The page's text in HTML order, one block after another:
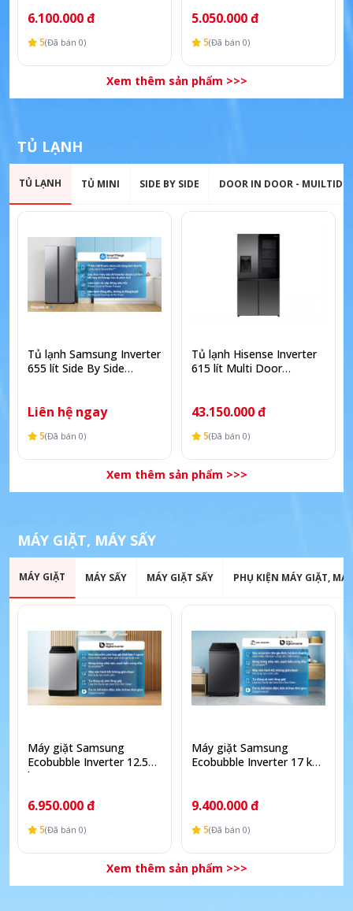
6.100.000 đ
5(Đã bán 0)
5.050.000 đ
5(Đã bán 0)
Xem thêm sản phẩm >>>
TỦ LẠNH
TỦ LẠNH TỦ MINI SIDE BY SIDE DOOR IN DOOR -
Tủ lạnh Samsung Inverter
655 lít Side By Side
Liên hệ ngay
5(Đã bán 0)
Tủ lạnh Hisense Inverter
615 lít Multi Door
43.150.000 đ
5(Đã bán 0)
Xem thêm sản phẩm >>>
MÁY GIẶT, MÁY SẤY
MÁY GIẶT MÁY SẤY MÁY GIẶT SẤY PHỤ KIỆN MÁY GIẶT,
Máy giặt Samsung
Ecobubble Inverter 12.5
kg WA40F12E4LSV
6.950.000 đ
5(Đã bán 0)
Máy giặt Samsung
Ecobubble Inverter 17 kg
9.400.000 đ
5(Đã bán 0)
Xem thêm sản phẩm >>>